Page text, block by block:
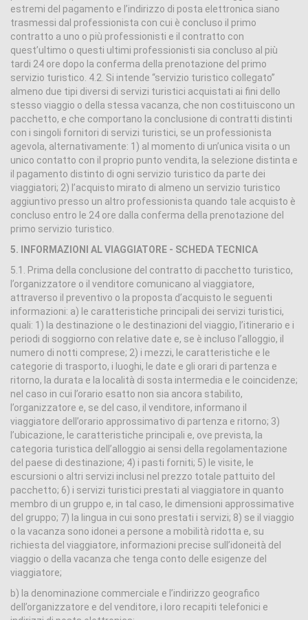
estremi del pagamento e l’indirizzo di posta elettronica siano
trasmessi dal professionista con cui è concluso il primo
contratto a uno o più professionisti e il contratto con
quest’ultimo o questi ultimi professionisti sia concluso al più
tardi 24 ore dopo la conferma della prenotazione del primo
servizio turistico. 4.2. Si intende “servizio turistico collegato”
almeno due tipi diversi di servizi turistici acquistati ai fini dello
stesso viaggio o della stessa vacanza, che non costituiscono un
pacchetto, e che comportano la conclusione di contratti distinti
con i singoli fornitori di servizi turistici, se un professionista
agevola, alternativamente: 1) al momento di un’unica visita o un
unico contatto con il proprio punto vendita, la selezione distinta e
il pagamento distinto di ogni servizio turistico da parte dei
viaggiatori; 2) l’acquisto mirato di almeno un servizio turistico
aggiuntivo presso un altro professionista quando tale acquisto è
concluso entro le 24 ore dalla conferma della prenotazione del
primo servizio turistico.
5. INFORMAZIONI AL VIAGGIATORE - SCHEDA TECNICA
5.1. Prima della conclusione del contratto di pacchetto turistico,
l’organizzatore o il venditore comunicano al viaggiatore,
attraverso il preventivo o la proposta d’acquisto le seguenti
informazioni: a) le caratteristiche principali dei servizi turistici,
quali: 1) la destinazione o le destinazioni del viaggio, l’itinerario e i
periodi di soggiorno con relative date e, se è incluso l’alloggio, il
numero di notti comprese; 2) i mezzi, le caratteristiche e le
categorie di trasporto, i luoghi, le date e gli orari di partenza e
ritorno, la durata e la località di sosta intermedia e le coincidenze;
nel caso in cui l’orario esatto non sia ancora stabilito,
l’organizzatore e, se del caso, il venditore, informano il
viaggiatore dell’orario approssimativo di partenza e ritorno; 3)
l’ubicazione, le caratteristiche principali e, ove prevista, la
categoria turistica dell’alloggio ai sensi della regolamentazione
del paese di destinazione; 4) i pasti forniti; 5) le visite, le
escursioni o altri servizi inclusi nel prezzo totale pattuito del
pacchetto; 6) i servizi turistici prestati al viaggiatore in quanto
membro di un gruppo e, in tal caso, le dimensioni approssimative
del gruppo; 7) la lingua in cui sono prestati i servizi; 8) se il viaggio
o la vacanza sono idonei a persone a mobilità ridotta e, su
richiesta del viaggiatore, informazioni precise sull’idoneità del
viaggio o della vacanza che tenga conto delle esigenze del
viaggiatore;
b) la denominazione commerciale e l’indirizzo geografico
dell’organizzatore e del venditore, i loro recapiti telefonici e